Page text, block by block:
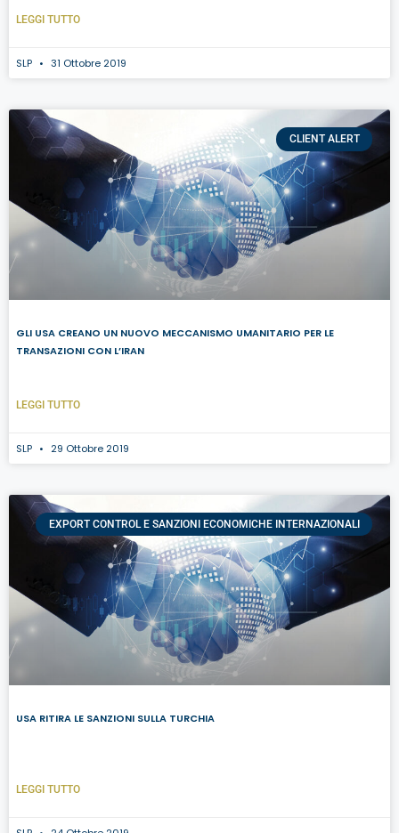
LEGGI TUTTO
SLP 31 Ottobre 2019
CLIENT ALERT
GLI USA CREANO UN NUOVO MECCANISMO UMANITARIO PER LE
TRANSAZIONI CON L’IRAN
LEGGI TUTTO
SLP 29 Ottobre 2019
EXPORT CONTROL E SANZIONI ECONOMICHE INTERNAZIONALI
USA RITIRA LE SANZIONI SULLA TURCHIA
LEGGI TUTTO